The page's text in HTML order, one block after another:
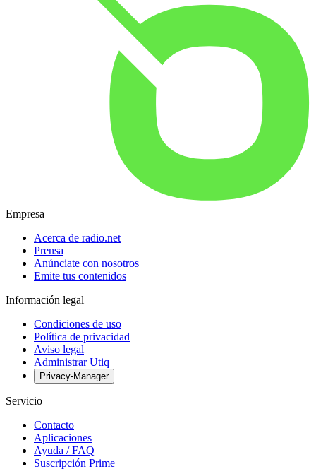
Empresa
Acerca de radio.net
Prensa
Anúnciate con nosotros
Emite tus contenidos
Información legal
Condiciones de uso
Política de privacidad
Aviso legal
Administrar Utiq
Privacy-Manager
Servicio
Contacto
Aplicaciones
Ayuda / FAQ
Suscripción Prime